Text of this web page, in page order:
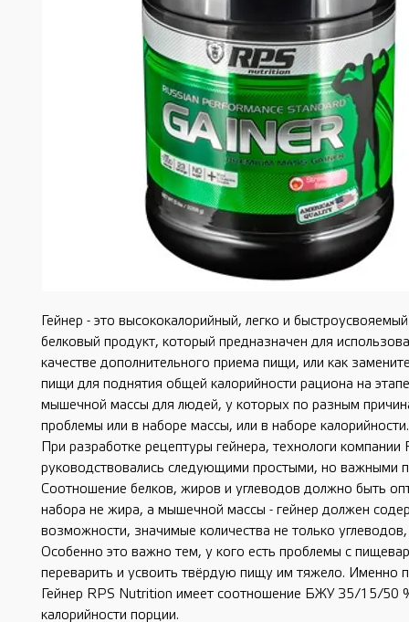
Гейнер - это высококалорийный, легко и
белковый продукт, который предназначен для
качестве дополнительного приема пищи, или как
пищи для поднятия общей калорийности рациона на
мышечной массы для людей, у которых по разным
проблемы или в наборе массы, или в наборе калорийности.
При разработке рецептуры гейнера, технологи
руководствовались следующими простыми, но важными
Соотношение белков, жиров и углеводов должно быть
набора не жира, а мышечной массы - гейнер должен
возможности, значимые количества не только углеводов,
Особенно это важно тем, у кого есть проблемы с
переварить и усвоить твёрдую пищу им тяжело. Именно
Гейнер RPS Nutrition имеет соотношение БЖУ 35/15/50
калорийности порции.